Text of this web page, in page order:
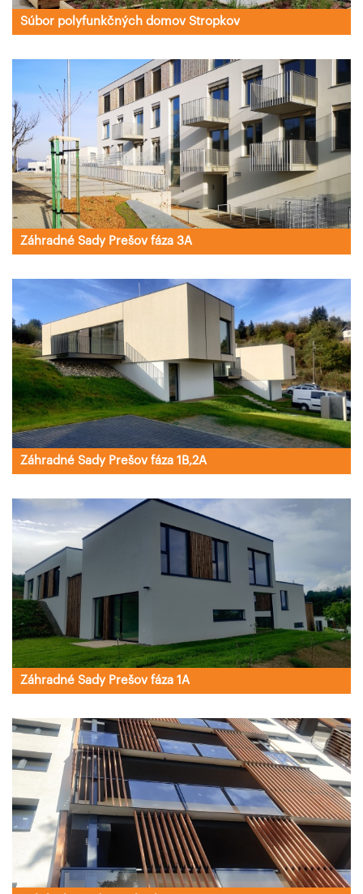
Súbor polyfunkčných domov Stropkov
Záhradné Sady Prešov fáza 3A
Záhradné Sady Prešov fáza 1B,2A
Záhradné Sady Prešov fáza 1A